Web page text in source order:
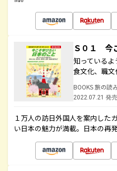
Ｓ０１ 今
知っている
食文化、職
BOOKS 旅の読
2022.07.21 発売
１万人の訪日外国人を案内した
い日本の魅力が満載。日本の再